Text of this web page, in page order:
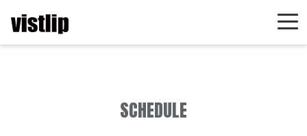
SCHEDULE